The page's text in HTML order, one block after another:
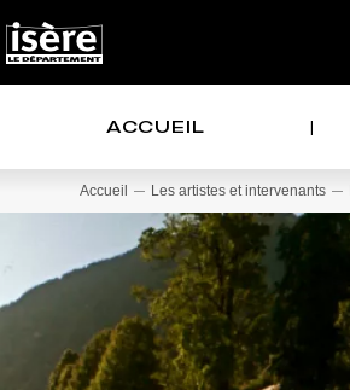
ACCUEIL
Accueil Les artistes et intervenants